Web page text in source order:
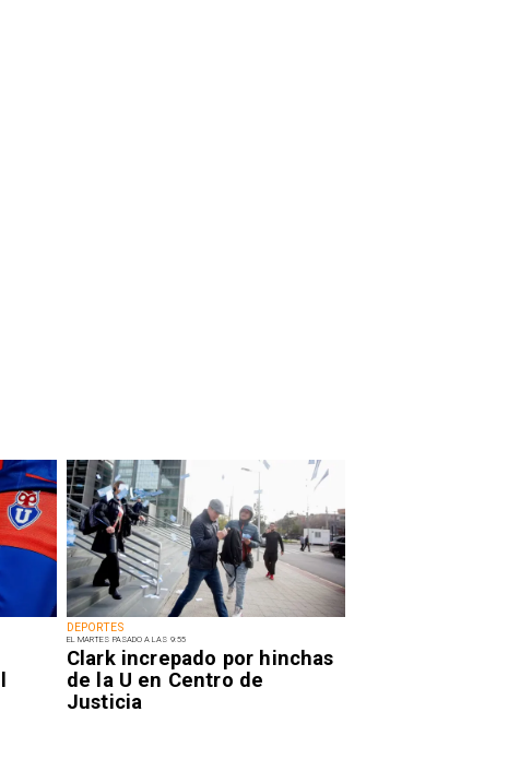
DEPORTES
EL MARTES PASADO A LAS 9:55
Clark increpado por hinchas
de la U en Centro de
Justicia